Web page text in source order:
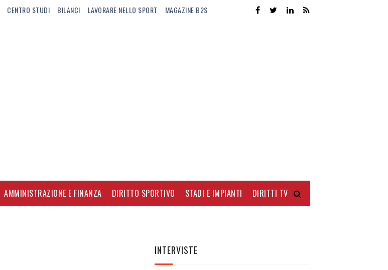
CENTRO STUDI BILANCI LAVORARE NELLO SPORT MAGAZINE B2S
AMMINISTRAZIONE E FINANZA DIRITTO SPORTIVO STADI E IMPIANTI DIRITTI TV
INTERVISTE